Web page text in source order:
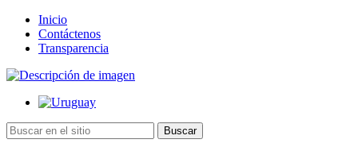
Inicio
Contáctenos
Transparencia